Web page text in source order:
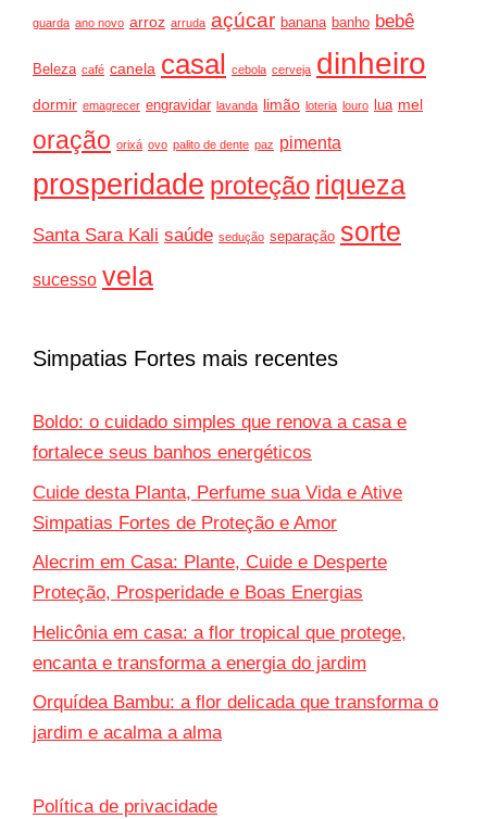
guarda ano novo arroz arruda açúcar banana banho bebê
Beleza café canela casal cebola cerveja dinheiro
dormir emagrecer engravidar lavanda limão loteria louro lua mel
oração orixá ovo palito de dente paz pimenta
prosperidade proteção riqueza
Santa Sara Kali saúde sedução separação sorte
sucesso vela
Simpatias Fortes mais recentes
Boldo: o cuidado simples que renova a casa e
fortalece seus banhos energéticos
Cuide desta Planta, Perfume sua Vida e Ative
Simpatias Fortes de Proteção e Amor
Alecrim em Casa: Plante, Cuide e Desperte
Proteção, Prosperidade e Boas Energias
Helicônia em casa: a flor tropical que protege,
encanta e transforma a energia do jardim
Orquídea Bambu: a flor delicada que transforma o
jardim e acalma a alma
Política de privacidade